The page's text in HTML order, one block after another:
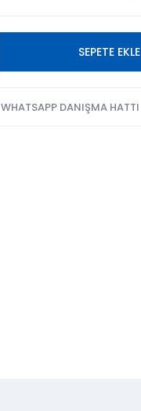
SEPETE EKLE
WHATSAPP DANIŞMA HATTI